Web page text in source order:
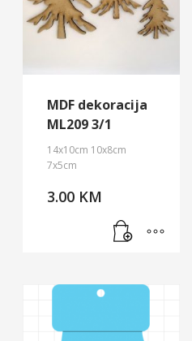
MDF dekoracija
ML209 3/1
14x10cm 10x8cm
7x5cm
3.00 KM